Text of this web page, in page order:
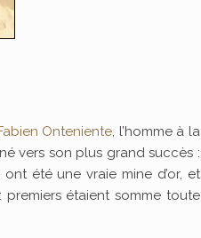
Onteniente, l’homme à la
vers son plus grand succès :
été une vraie mine d’or, et
étaient somme toute